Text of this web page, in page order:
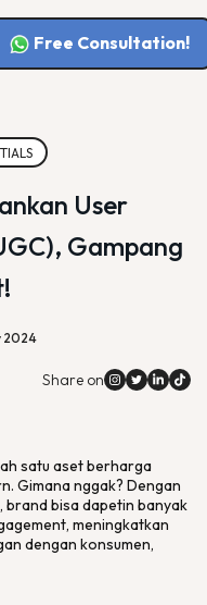
Free Consultation!
User
Gampang
2024
Share on
satu aset berharga
Gimana nggak? Dengan
brandbisa dapetin banyak
, meningkatkan
dengan konsumen,